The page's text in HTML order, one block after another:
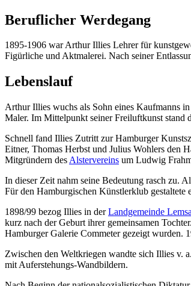
Beruflicher Werdegang
1895-1906 war Arthur Illies Lehrer für
Figürliche und Aktmalerei. Nach seiner
Lebenslauf
Arthur Illies wuchs als Sohn eines Kaufmanns
Maler. Im Mittelpunkt seiner Freiluftkunst stand
Schnell fand Illies Zutritt zur Hamburger
Eitner, Thomas Herbst und Julius Wohlers den
Mitgründern des Alstervereins um Ludwig
In dieser Zeit nahm seine Bedeutung rasch zu.
Für den Hamburgischen Künstlerklub
1898/99 bezog Illies in derLandgemeinde
kurz nach der Geburt ihrer gemeinsamen
Hamburger Galerie Commeter gezeigt wurden.
Zwischen den Weltkriegen wandte sich Illies v.
mit Auferstehungs-Wandbildern.